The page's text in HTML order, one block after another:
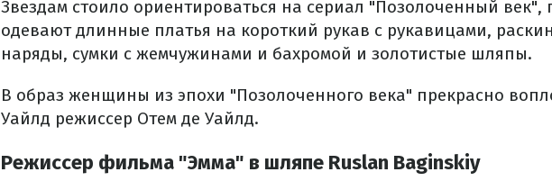
Звездам стоило ориентироваться на сериал "Позолоченный век",
одевают длинные платья на короткий рукав с рукавицами,
наряды, сумки с жемчужинами и бахромой и золотистые шляпы.
В образ женщины из эпохи "Позолоченного века" прекрасно
Уайлд режиссер Отем де Уайлд.
Режиссер фильма "Эмма" в шляпе Ruslan Baginskiy